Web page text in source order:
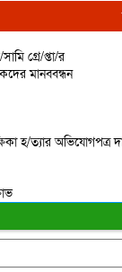
গ্রে/প্তা/র
মানববন্ধন
হ/ত্যার অভিযোগপত্র